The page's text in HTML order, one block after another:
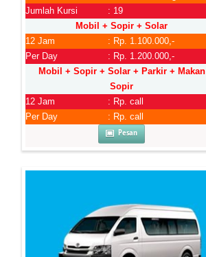
Jumlah Kursi
: 19
Mobil + Sopir + Solar
12 Jam
: Rp. 1.100.000,-
Per Day
: Rp. 1.200.000,-
Mobil + Sopir + Solar + Parkir + Makan
Sopir
12 Jam
: Rp. call
Per Day
: Rp. call
Pesan